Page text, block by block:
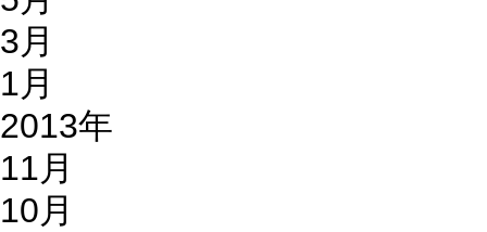
3月
1月
2013年
11月
10月